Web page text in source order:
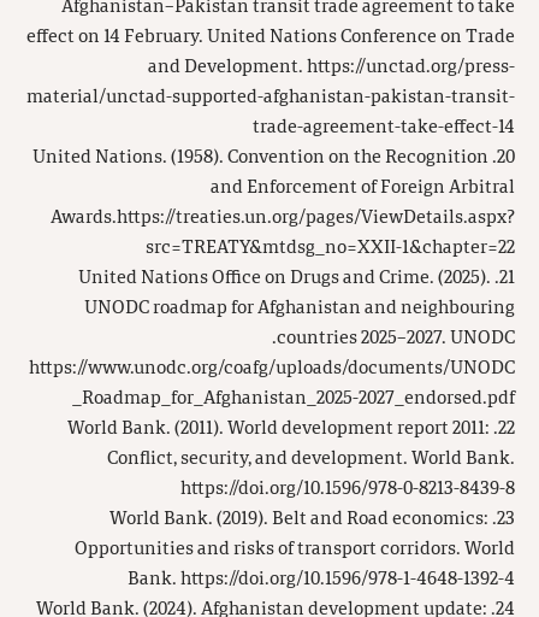
effect on 14 February. United Nations Conference on Trade
and Development. https://unctad.org/press-
material/unctad-supported-afghanistan-pakistan-transit-
trade-agreement-take-effect-14
20. United Nations. (1958). Convention on the Recognition
and Enforcement of Foreign Arbitral
Awards.https://treaties.un.org/pages/ViewDetails.aspx?
src=TREATY&mtdsg_no=XXII-1&chapter=22
21. United Nations Office on Drugs and Crime. (2025).
UNODC roadmap for Afghanistan and neighbouring
countries 2025–2027. UNODC.
https://www.unodc.org/coafg/uploads/documents/UNODC
_Roadmap_for_Afghanistan_2025-2027_endorsed.pdf
22. World Bank. (2011). World development report 2011:
Conflict, security, and development. World Bank.
https://doi.org/10.1596/978-0-8213-8439-8
23. World Bank. (2019). Belt and Road economics:
Opportunities and risks of transport corridors. World
Bank. https://doi.org/10.1596/978-1-4648-1392-4
24. World Bank. (2024). Afghanistan development update: